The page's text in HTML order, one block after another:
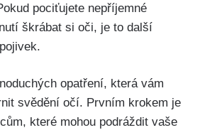
pociťujete ​nepříjemné
škrábat‌ si ​oči, ⁣je‌ to další
opatření, ⁤která vám
svědění ⁤očí. Prvním‍ krokem je⁤
které mohou podráždit vaše